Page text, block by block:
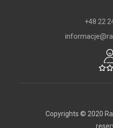
+48 22
Copyrights © 2020